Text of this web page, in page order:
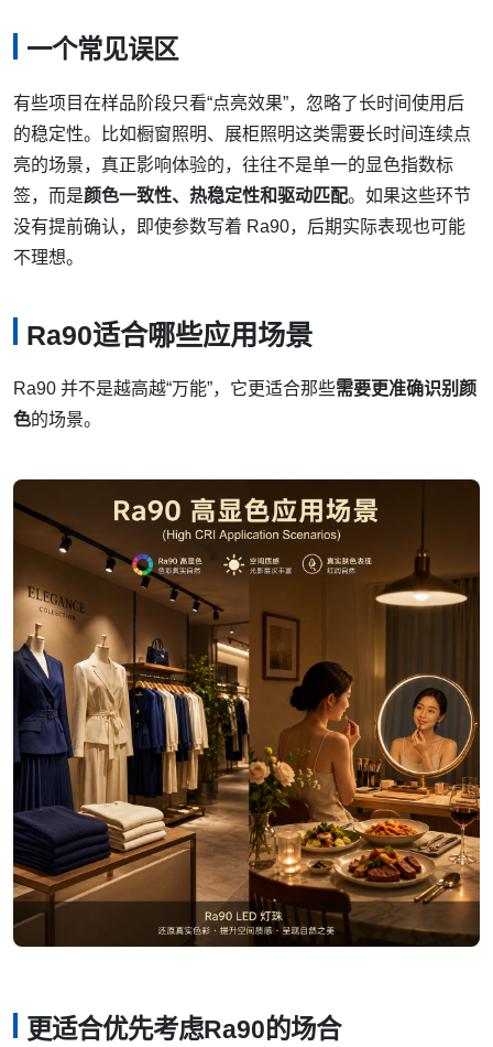
一个常见误区
有些项目在样品阶段只看“点亮效果”，忽略了长时间使用后
的稳定性。比如橱窗照明、展柜照明这类需要长时间连续点
亮的场景，真正影响体验的，往往不是单一的显色指数标
签，而是颜色一致性、热稳定性和驱动匹配。如果这些环节
没有提前确认，即使参数写着 Ra90，后期实际表现也可能
不理想。
Ra90适合哪些应用场景
Ra90 并不是越高越“万能”，它更适合那些需要更准确识别颜
色的场景。
更适合优先考虑Ra90的场合